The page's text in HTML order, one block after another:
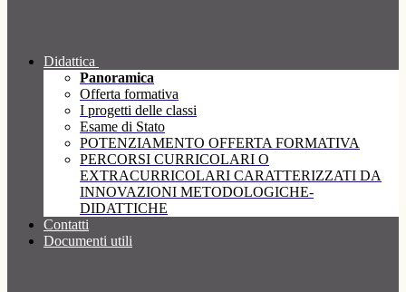
Didattica
Panoramica
Offerta formativa
I progetti delle classi
Esame di Stato
POTENZIAMENTO OFFERTA FORMATIVA
PERCORSI CURRICOLARI O
EXTRACURRICOLARI CARATTERIZZATI DA
INNOVAZIONI METODOLOGICHE-
DIDATTICHE
Contatti
Documenti utili